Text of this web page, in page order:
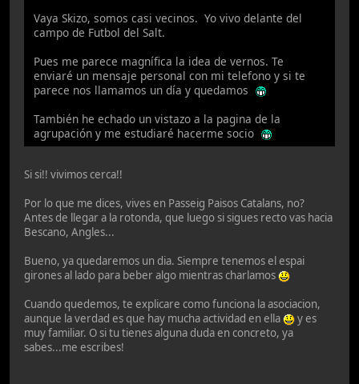
Vaya Skizo, somos casi vecinos. Yo vivo delante del
campo de Futbol del Salt.
Pues me parece magnífica la idea de vernos. Te
enviaré un mensaje personal con mi telefono y si te
parece nos llamamos un día y quedamos
También he echado un vistazo a la pagina de la
agrupación y me estudiaré hacerme socio
Si si!! vivimos cerca!!
Por lo que me dices, vives en Passeig Paisos Catalans, no?
Antes de llegar a la rotonda, que luego si sigues recto vas hacia
Bescano, Angles...
Bueno, ya quedaremos un dia. Siempre tenemos el espai
girones al lado para beber algo mientras charlamos
Cuando quedemos, te explicare como funciona la asociacion,
aunque la verdad es que hay mucha actividad en ella
y es
muy familiar. O si tu tienes alguna duda en concreto, ya
sabes...me escribes!